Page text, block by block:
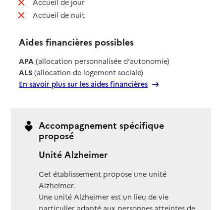
Accueil de nuit: non disponible
Aides financières possibles
APA (allocation personnalisée d'autonomie)
ALS (allocation de logement sociale)
En savoir plus sur les aides financières
Accompagnement spécifique
proposé
Unité Alzheimer
Cet établissement propose une unité
Alzheimer.
Une unité Alzheimer est un lieu de vie